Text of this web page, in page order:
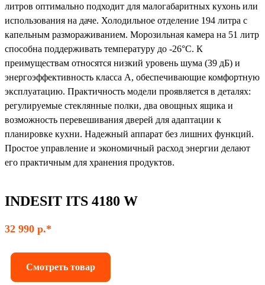
литров оптимально подходит для малогабаритных кухонь или
использования на даче. Холодильное отделение 194 литра с
капельным размораживанием. Морозильная камера на 51 литр
способна поддерживать температуру до -26°C. К
преимуществам относятся низкий уровень шума (39 дБ) и
энергоэффективность класса А, обеспечивающие комфортную
эксплуатацию. Практичность модели проявляется в деталях:
регулируемые стеклянные полки, два овощных ящика и
возможность перевешивания дверей для адаптации к
планировке кухни. Надежный аппарат без лишних функций.
Простое управление и экономичный расход энергии делают
его практичным для хранения продуктов.
INDESIT ITS 4180 W
32 990 р.*
Смотреть товар